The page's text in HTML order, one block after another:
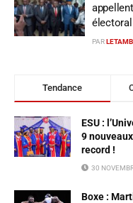
PAR
Tendance
ESU :
9
record !
30
Boxe :